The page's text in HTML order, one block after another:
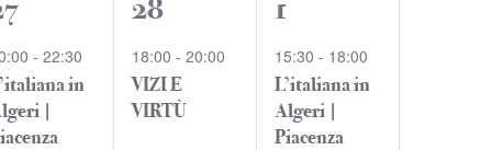
-22:30
in
|
evento,
28
18:00-20:00
VIZI E
VIRTÙ
evento,
1
15:30- 18:00
L’italiana in
Algeri |
Piacenza